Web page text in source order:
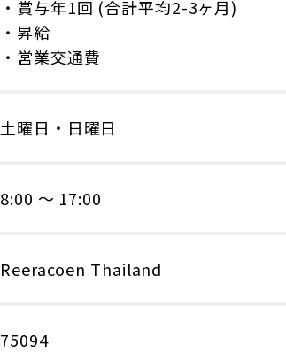
・賞与年1回 (合計平均2-3ヶ月)
・昇給
・営業交通費
土曜日・日曜日
8:00 〜 17:00
Reeracoen Thailand
75094